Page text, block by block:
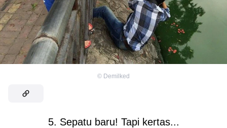
© Demilked
5. Sepatu baru! Tapi kertas...